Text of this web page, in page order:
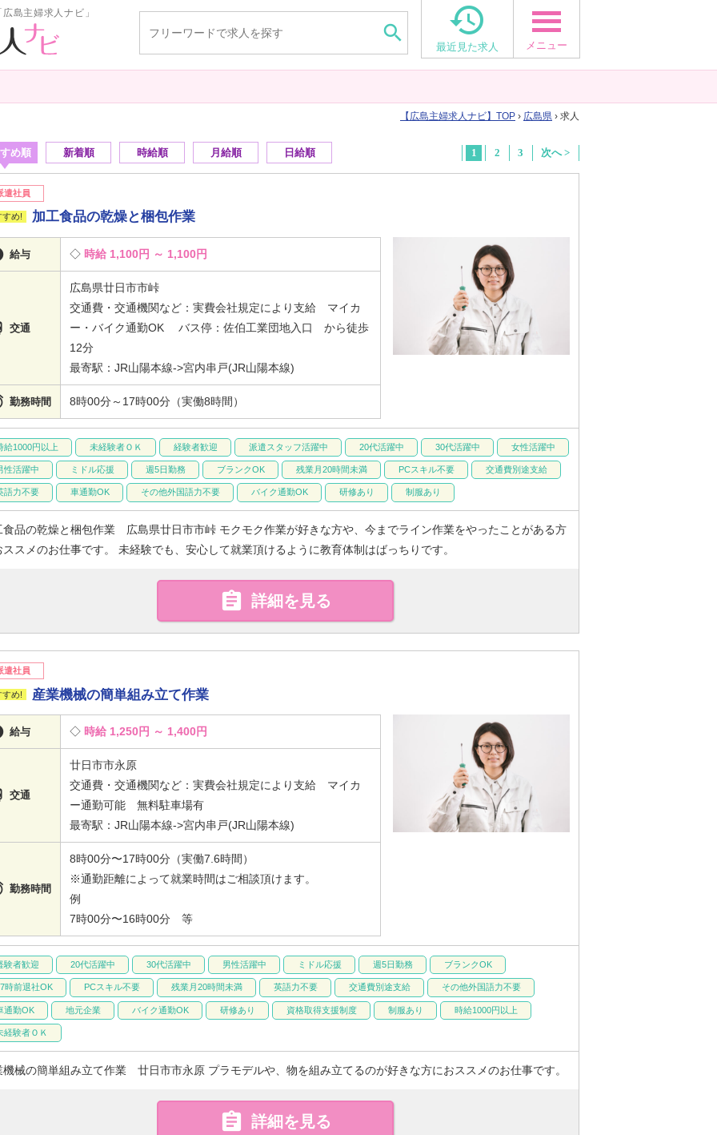
島主婦求人ナビ」
 
最近見た求人 メニュー
広島主婦求人ナビ TOP › 広島県 › 求人
1 2 3 次へ >
め順 新着順 時給順 月給順 日給順
遣社員
加工食品の乾燥と梱包作業
給与 時給 1,100円 ～ 1,100円
交通
広島県廿日市市峠
交通費・交通機関など：実費会社規定により支給 マイカ
ー・バイク通勤OK バス停：佐伯工業団地入口 から徒歩
12分
最寄駅：JR山陽本線->宮内串戸(JR山陽本線)
勤務時間 8時00分～17時00分（実働8時間）
給1000円以上 未経験者ＯＫ 経験者歓迎 派遣スタッフ活躍中 20代活躍中 30代活躍中 女性活躍中
性活躍中 ミドル応援 週5日勤務 ブランクOK 残業月20時間未満 PCスキル不要 交通費別途支給
語力不要 車通勤OK その他外国語力不要 バイク通勤OK 研修あり 制服あり
食品の乾燥と梱包作業 広島県廿日市市峠 モクモク作業が好きな方や、今までライン作業をやったことがある方
ススメのお仕事です。 未経験でも、安心して就業頂けるように教育体制はばっちりです。
 詳細を見る
遣社員
産業機械の簡単組み立て作業
給与 時給 1,250円 ～ 1,400円
交通
廿日市市永原
交通費・交通機関など：実費会社規定により支給 マイカ
ー通勤可能 無料駐車場有
最寄駅：JR山陽本線->宮内串戸(JR山陽本線)
勤務時間
8時00分〜17時00分（実働7.6時間）
※通勤距離によって就業時間はご相談頂けます。
例
7時00分〜16時00分 等
験者歓迎 20代活躍中 30代活躍中 男性活躍中 ミドル応援 週5日勤務 ブランクOK
時前退社OK PCスキル不要 残業月20時間未満 英語力不要 交通費別途支給 その他外国語力不要
通勤OK 地元企業 バイク通勤OK 研修あり 資格取得支援制度 制服あり 時給1000円以上
経験者ＯＫ
機械の簡単組み立て作業 廿日市市永原 プラモデルや、物を組み立てるのが好きな方におススメのお仕事です。
 詳細を見る